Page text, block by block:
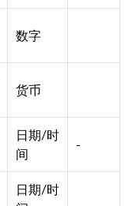
数字
货币
日期/时
间
-
日期/时